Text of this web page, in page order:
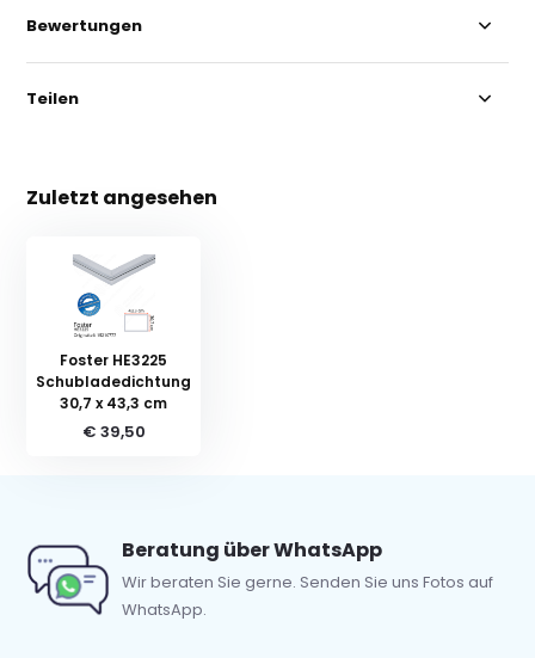
Bewertungen
Teilen
Zuletzt angesehen
Foster HE3225
Schubladedichtung
30,7 x 43,3 cm
€ 39,50
Beratung über WhatsApp
Wir beraten Sie gerne. Senden Sie uns Fotos auf
WhatsApp.